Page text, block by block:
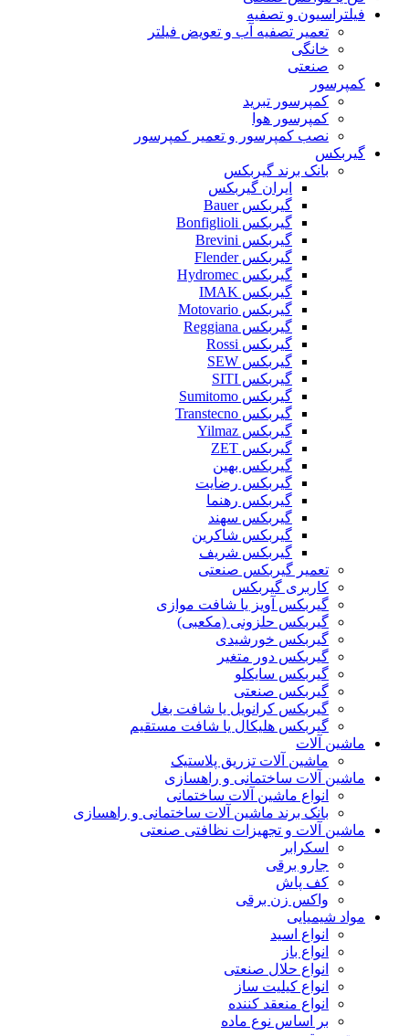
فیلتراسیون و تصفیه
تعمیر تصفیه آب و تعویض فیلتر
خانگی
صنعتی
کمپرسور
کمپرسور تبرید
کمپرسور هوا
نصب کمپرسور و تعمیر کمپرسور
گیربکس
بانک برند گیربکس
ایران گیربکس
گیربکس Bauer
گیربکس Bonfiglioli
گیربکس Brevini
گیربکس Flender
گیربکس Hydromec
گیربکس IMAK
گیربکس Motovario
گیربکس Reggiana
گیربکس Rossi
گیربکس SEW
گیربکس SITI
گیربکس Sumitomo
گیربکس Transtecno
گیربکس Yilmaz
گیربکس ZET
گیربکس بهین
گیربکس رضایت
گیربکس رهنما
گیربکس سهند
گیربکس شاکرین
گیربکس شریف
تعمیر گیربکس صنعتی
کاربری گیربکس
گیربکس آویز یا شافت موازی
گیربکس حلزونی (مکعبی)
گیربکس خورشیدی
گیربکس دور متغیر
گیربکس سایکلو
گیربکس صنعتی
گیربکس کرانویل یا شافت بغل
گیربکس هلیکال یا شافت مستقیم
ماشین آلات
ماشین آلات تزریق پلاستیک
ماشین آلات ساختمانی و راهسازی
انواع ماشین آلات ساختمانی
بانک برند ماشین آلات ساختمانی و راهسازی
ماشین آلات و تجهیزات نظافتی صنعتی
اسکرابر
جارو برقی
کف پاش
واکس زن برقی
مواد شیمیایی
انواع اسید
انواع باز
انواع حلال صنعتی
انواع کیلیت ساز
انواع منعقد کننده
بر اساس نوع ماده